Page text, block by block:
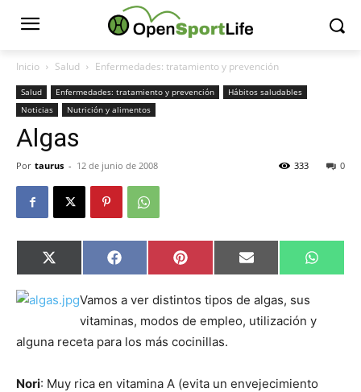
Inicio Salud Enfermedades: tratamiento y prevención
Salud Enfermedades: tratamiento y prevención
Hábitos saludables
Noticias
Nutrición y alimentos
Algas
Por taurus - 12 de junio de 2008 0
333
Compartir
en
X
(Twitter)
Compartir
en
Facebook Compartir
en
Pinterest Compartir
en
Email
en
Vamos a ver distintos tipos de algas, sus
vitaminas, modos de empleo, utilización y
alguna receta para los más cocinillas.
Nori: Muy rica en vitamina A (evita un envejecimiento